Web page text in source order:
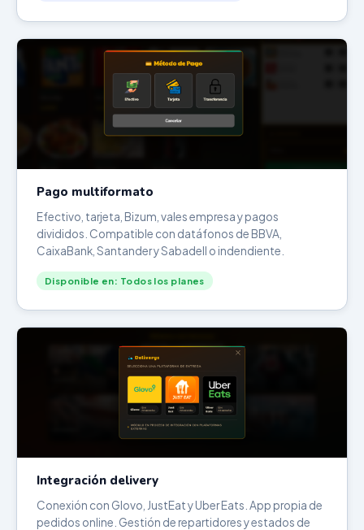
Pago multiformato
Efectivo, tarjeta, Bizum, vales empresa y pagos
divididos. Compatible con datáfonos de BBVA,
CaixaBank, Santander y Sabadell o indendiente.
Disponible en: Todos los planes
Integración delivery
Conexión con Glovo, JustEat y Uber Eats. App propia de
pedidos online. Gestión de repartidores y estados de